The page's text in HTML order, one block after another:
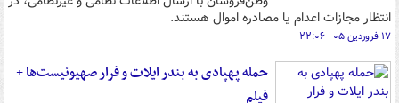
انتظار مجازات اعدام یا مصادره اموال هستند.
۱۷ فروردین ۰۵ - ۲۲:۰۶
حمله پهپادی به بندر ایلات و فرار صهیونیست‌ها +
فیلم